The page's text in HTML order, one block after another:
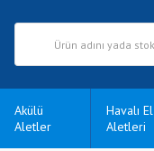
Akülü
Aletler
Havalı El
Aletleri